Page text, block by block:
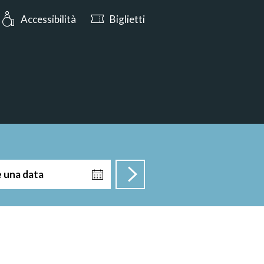
Oggi aperto dalle 10:00
Accessibilità Biglietti
una data